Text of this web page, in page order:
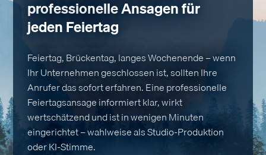
professionelle Ansagen für
jeden Feiertag
Feiertag, Brückentag, langes Wochenende – wenn
Ihr Unternehmen geschlossen ist, sollten Ihre
Anrufer das sofort erfahren. Eine professionelle
Feiertagsansage informiert klar, wirkt
wertschätzend und ist in wenigen Minuten
eingerichtet – wahlweise als Studio-Produktion
oder KI-Stimme.